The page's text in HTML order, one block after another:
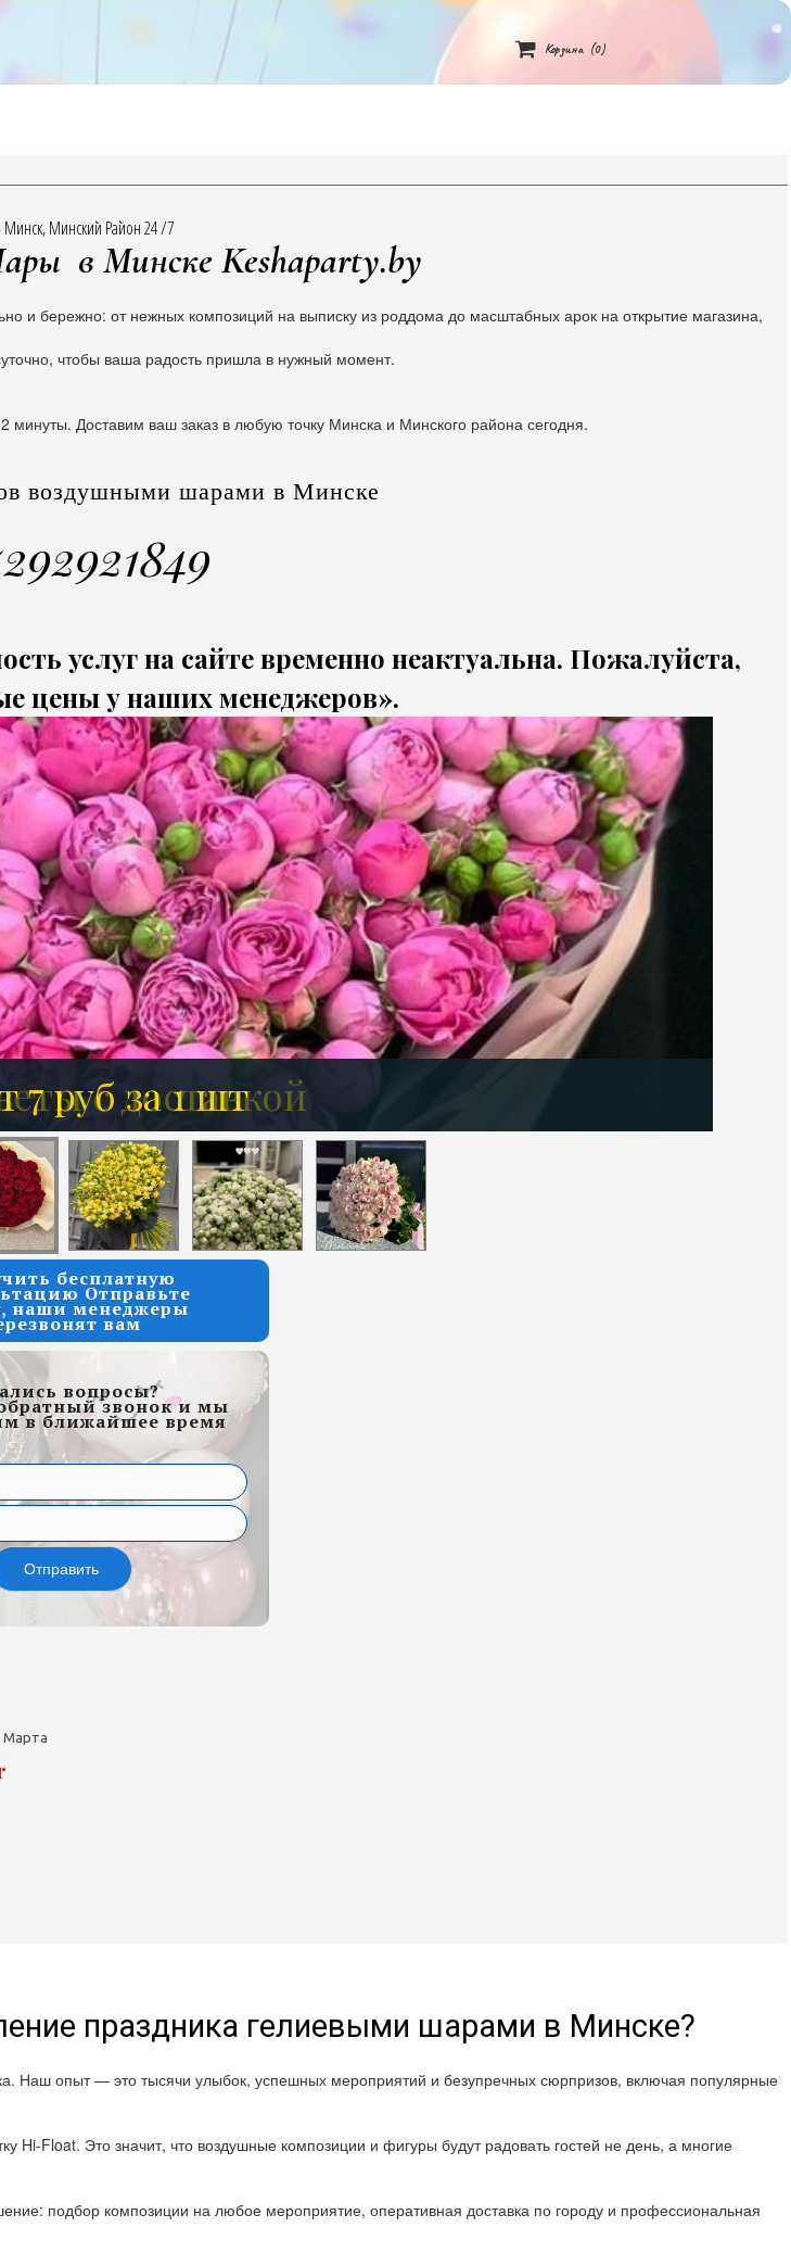
 Корзина (0)
Минск, Минский Район 24 /7
в Минске Keshaparty.by
бережно: от нежных композиций на выписку из роддома до масштабных арок на открытие магазина,
чтобы ваша радость пришла в нужный момент.
минуты. Доставим ваш заказ в любую точку Минска и Минского района сегодня.
воздушными шарами в Минске
услуг на сайте временно неактуальна. Пожалуйста,
цены у наших менеджеров».
7 руб за 1 шт
бесплатную
Отправьте
наши менеджеры
вам
вопросы?
звонок и мы
в ближайшее время
Отправить
Марта
праздника гелиевыми шарами в Минске?
Наш опыт — это тысячи улыбок, успешных мероприятий и безупречных сюрпризов, включая популярные
Float. Это значит, что воздушные композиции и фигуры будут радовать гостей не день, а многие
подбор композиции на любое мероприятие, оперативная доставка по городу и профессиональная